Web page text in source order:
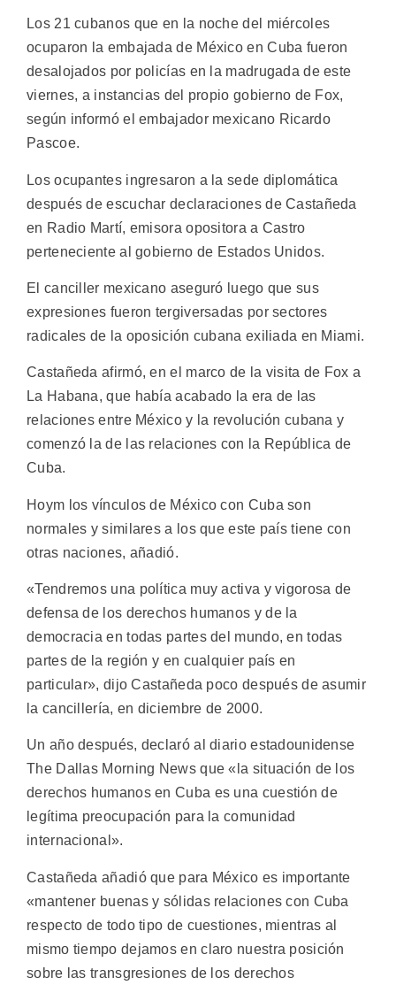
Los 21 cubanos que en la noche del miércoles
ocuparon la embajada de México en Cuba fueron
desalojados por policías en la madrugada de este
viernes, a instancias del propio gobierno de Fox,
según informó el embajador mexicano Ricardo
Pascoe.
Los ocupantes ingresaron a la sede diplomática
después de escuchar declaraciones de Castañeda
en Radio Martí, emisora opositora a Castro
perteneciente al gobierno de Estados Unidos.
El canciller mexicano aseguró luego que sus
expresiones fueron tergiversadas por sectores
radicales de la oposición cubana exiliada en Miami.
Castañeda afirmó, en el marco de la visita de Fox a
La Habana, que había acabado la era de las
relaciones entre México y la revolución cubana y
comenzó la de las relaciones con la República de
Cuba.
Hoym los vínculos de México con Cuba son
normales y similares a los que este país tiene con
otras naciones, añadió.
«Tendremos una política muy activa y vigorosa de
defensa de los derechos humanos y de la
democracia en todas partes del mundo, en todas
partes de la región y en cualquier país en
particular», dijo Castañeda poco después de asumir
la cancillería, en diciembre de 2000.
Un año después, declaró al diario estadounidense
The Dallas Morning News que «la situación de los
derechos humanos en Cuba es una cuestión de
legítima preocupación para la comunidad
internacional».
Castañeda añadió que para México es importante
«mantener buenas y sólidas relaciones con Cuba
respecto de todo tipo de cuestiones, mientras al
mismo tiempo dejamos en claro nuestra posición
sobre las transgresiones de los derechos